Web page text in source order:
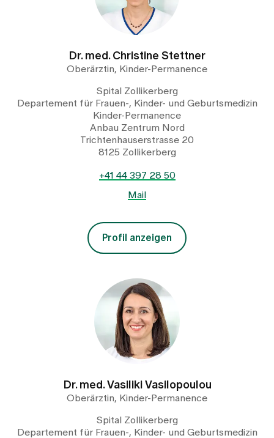
Dr. med. Christine Stettner
Oberärztin, Kinder-Permanence
Spital Zollikerberg
Departement für Frauen-, Kinder- und Geburtsmedizin
Kinder-Permanence
Anbau Zentrum Nord
Trichtenhauserstrasse 20
8125 Zollikerberg
+41 44 397 28 50
Mail
Profil anzeigen
Dr. med. Vasiliki Vasilopoulou
Oberärztin, Kinder-Permanence
Spital Zollikerberg
Departement für Frauen-, Kinder- und Geburtsmedizin